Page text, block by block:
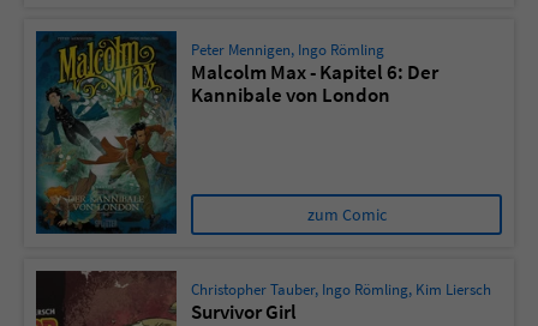
Peter Mennigen, Ingo Römling
Malcolm Max - Kapitel 6: Der
Kannibale von London
zum Comic
Christopher Tauber, Ingo Römling, Kim Liersch
Survivor Girl